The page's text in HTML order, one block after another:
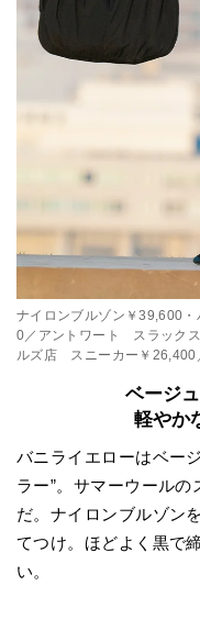
ナイロンブルゾン￥39,600
0／アントワート スラック
ルズ店 スニーカー￥26,400
ベージ
軽やか
バニライエローはベー
ラー”。サマーウール
だ。ナイロンブルゾン
てつけ。ほどよく黒で
い。